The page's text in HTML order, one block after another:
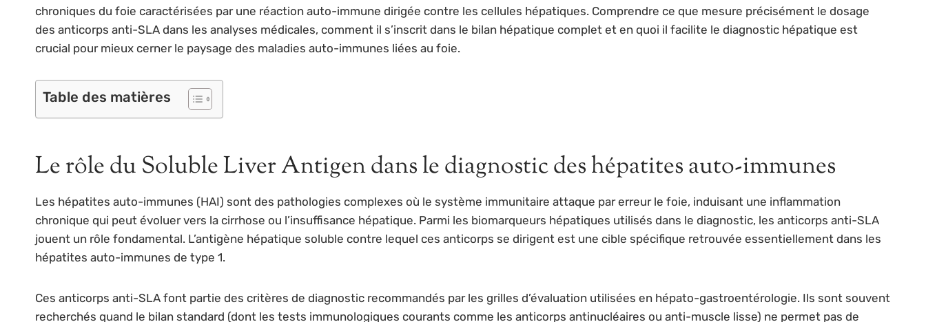
chroniques du foie caractérisées par une réaction auto-immune dirigée contre les cellules hépatiques. Comprendre ce que mesure précisément le dosage
des anticorps anti-SLA dans les analyses médicales, comment il s’inscrit dans le bilan hépatique complet et en quoi il facilite le diagnostic hépatique est
crucial pour mieux cerner le paysage des maladies auto-immunes liées au foie.
Table des matières
Le rôle du Soluble Liver Antigen dans le diagnostic des hépatites auto-immunes
Les hépatites auto-immunes (HAI) sont des pathologies complexes où le système immunitaire attaque par erreur le foie, induisant une inflammation
chronique qui peut évoluer vers la cirrhose ou l’insuffisance hépatique. Parmi les biomarqueurs hépatiques utilisés dans le diagnostic, les anticorps anti-SLA
jouent un rôle fondamental. L’antigène hépatique soluble contre lequel ces anticorps se dirigent est une cible spécifique retrouvée essentiellement dans les
hépatites auto-immunes de type 1.
Ces anticorps anti-SLA font partie des critères de diagnostic recommandés par les grilles d’évaluation utilisées en hépato-gastroentérologie. Ils sont souvent
recherchés quand le bilan standard (dont les tests immunologiques courants comme les anticorps antinucléaires ou anti-muscle lisse) ne permet pas de